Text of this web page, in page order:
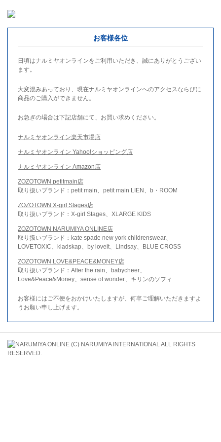
お客様各位
日頃はナルミヤオンラインをご利用いただき、誠にありがとうござい
ます。
大変混みあっており、現在ナルミヤオンラインへのアクセスならびに
商品のご購入ができません。
お急ぎの場合は下記店舗にて、お買い求めください。
ナルミヤオンライン楽天市場店
ナルミヤオンライン Yahoo!ショッピング店
ナルミヤオンライン Amazon店
ZOZOTOWN petitmain店
取り扱いブランド：petit main、petit main LIEN、b・ROOM
ZOZOTOWN X-girl Stages店
取り扱いブランド：X-girl Stages、XLARGE KIDS
ZOZOTOWN NARUMIYA ONLINE店
取り扱いブランド：kate spade new york childrenswear、
LOVETOXIC、kladskap、by loveit、Lindsay、BLUE CROSS
ZOZOTOWN LOVE&PEACE&MONEY店
取り扱いブランド：After the rain、babycheer、
Love&Peace&Money、sense of wonder、キリンのソフィ
お客様にはご不便をおかけいたしますが、何卒ご理解いただきますよ
うお願い申し上げます。